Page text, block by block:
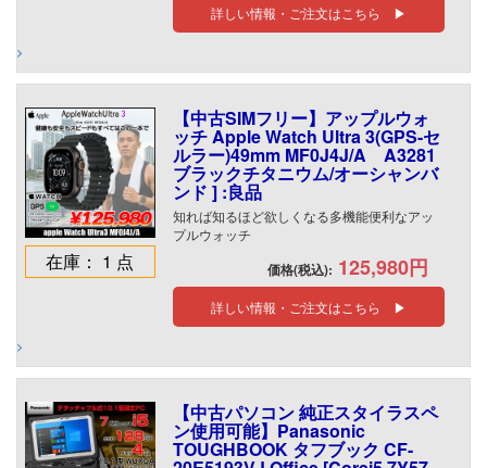
詳しい情報・ご注文はこちら ▶
在庫： 1 点
【中古SIMフリー】アップルウォ
ッチ Apple Watch Ultra 3(GPS-セ
ルラー)49mm MF0J4J/A A3281
ブラックチタニウム/オーシャンバ
ンド ] :良品
知れば知るほど欲しくなる多機能便利なアッ
プルウォッチ
価格(税込): 125,980円
詳しい情報・ご注文はこちら ▶
【中古パソコン 純正スタイラスペ
ン使用可能】Panasonic
TOUGHBOOK タフブック CF-